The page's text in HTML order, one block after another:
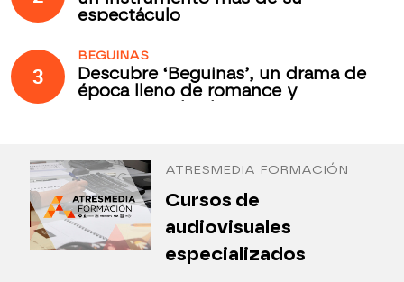
espectáculo
3
BEGUINAS
Descubre ‘Beguinas’, un drama de
época lleno de romance y
ATRESMEDIA FORMACIÓN
Cursos de
audiovisuales
especializados